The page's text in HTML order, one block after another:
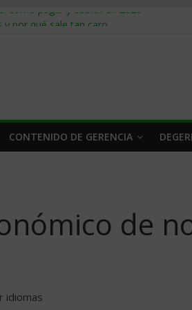
cómo pagar y cobrar en 2026
de suministro: qué hacer
cómo segmentarlo y venderle
CONTENIDO DE GERENCIA
de
idiomas